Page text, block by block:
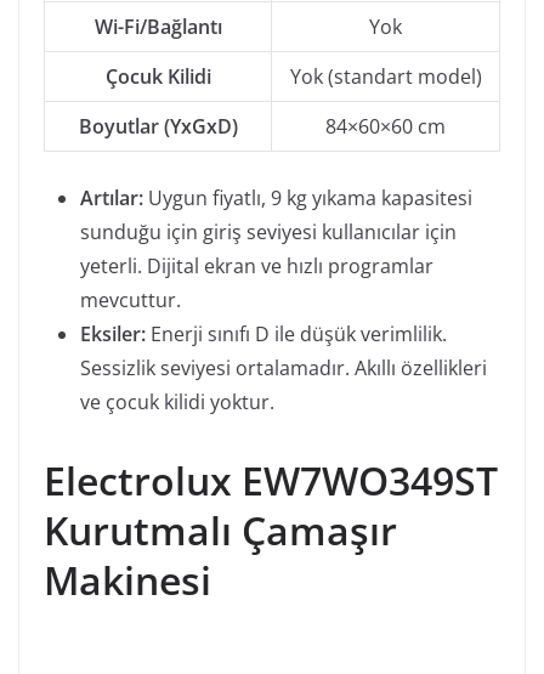
Wi-Fi/Bağlantı
Yok
Çocuk Kilidi
Yok (standart model)
Boyutlar (YxGxD)
84×60×60 cm
Artılar: Uygun fiyatlı, 9 kg yıkama kapasitesi
sunduğu için giriş seviyesi kullanıcılar için
yeterli. Dijital ekran ve hızlı programlar
mevcuttur.
Eksiler: Enerji sınıfı D ile düşük verimlilik.
Sessizlik seviyesi ortalamadır. Akıllı özellikleri
ve çocuk kilidi yoktur.
Electrolux EW7WO349ST
Kurutmalı Çamaşır
Makinesi